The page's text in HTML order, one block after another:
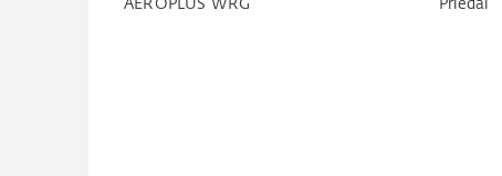
AEROPLUS WRG
Priedai